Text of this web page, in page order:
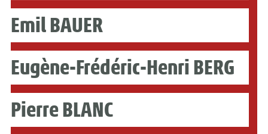
Emil BAUER
Eugène-Frédéric-Henri BERG
Pierre BLANC